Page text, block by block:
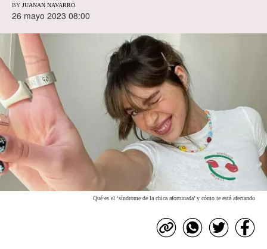
BY JUANAN NAVARRO
26 mayo 2023 08:00
Qué es el ‘síndrome de la chica afortunada’ y cómo te está afectando